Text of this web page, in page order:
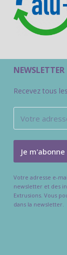
NEWSLETTER
Recevez tous
Votre adresse e-
newsletter et des
Extrusions. Vous
dans la newsletter.